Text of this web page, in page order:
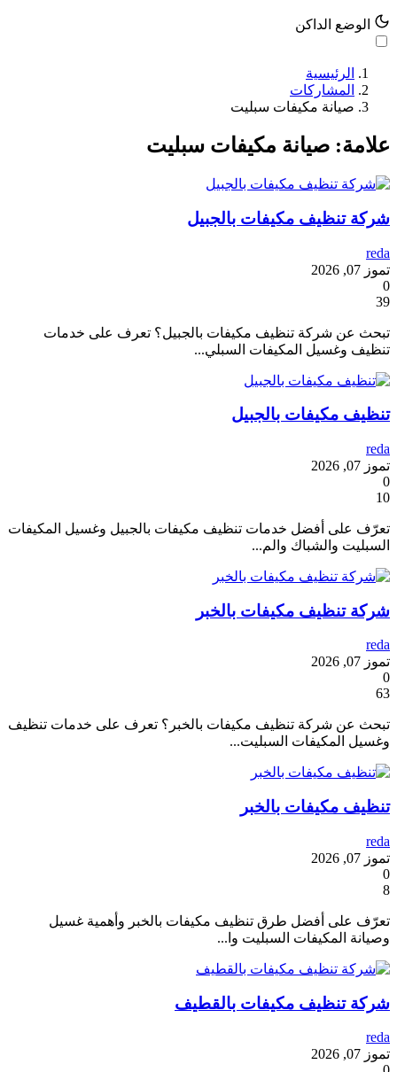
الوضع الداكن
الرئيسية
المشاركات
صيانة مكيفات سبليت
علامة: صيانة مكيفات سبليت
شركة تنظيف مكيفات بالجبيل
reda
تموز 07, 2026
0
39
تبحث عن شركة تنظيف مكيفات بالجبيل؟ تعرف على خدمات
تنظيف وغسيل المكيفات السبلي...
تنظيف مكيفات بالجبيل
reda
تموز 07, 2026
0
10
تعرّف على أفضل خدمات تنظيف مكيفات بالجبيل وغسيل المكيفات
السبليت والشباك والم...
شركة تنظيف مكيفات بالخبر
reda
تموز 07, 2026
0
63
تبحث عن شركة تنظيف مكيفات بالخبر؟ تعرف على خدمات تنظيف
وغسيل المكيفات السبليت...
تنظيف مكيفات بالخبر
reda
تموز 07, 2026
0
8
تعرّف على أفضل طرق تنظيف مكيفات بالخبر وأهمية غسيل
وصيانة المكيفات السبليت وا...
شركة تنظيف مكيفات بالقطيف
reda
تموز 07, 2026